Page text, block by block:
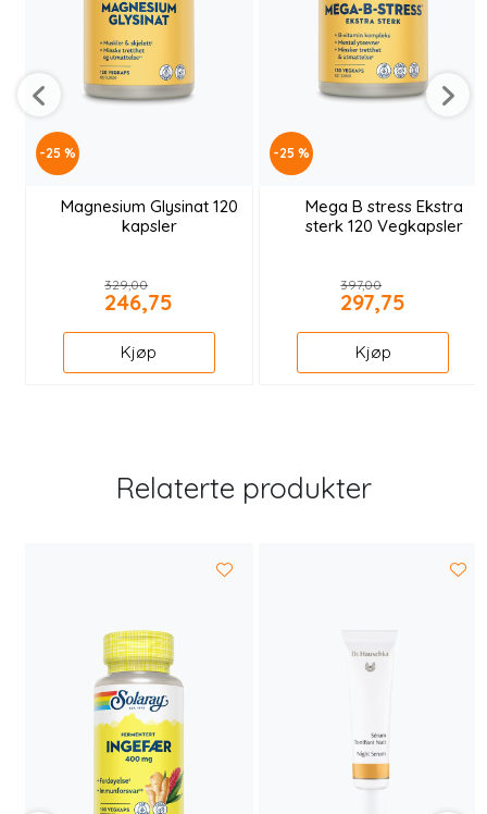
-25 %
Magnesium Glysinat 120
kapsler
329,00
246,75
Kjøp
-25 %
Mega B stress Ekstra
sterk 120 Vegkapsler
397,00
297,75
Kjøp
Relaterte produkter